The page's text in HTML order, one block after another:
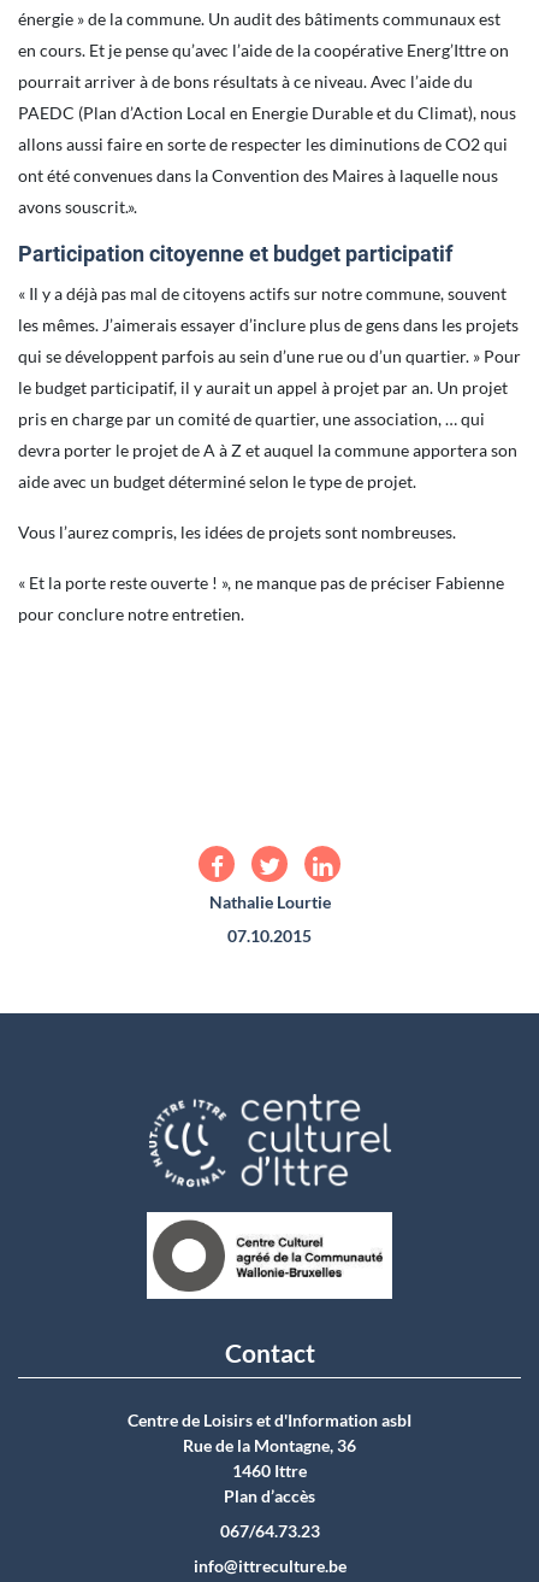
énergie » de la commune. Un audit des bâtiments communaux est
en cours. Et je pense qu’avec l’aide de la coopérative Energ’Ittre on
pourrait arriver à de bons résultats à ce niveau. Avec l’aide du
PAEDC (Plan d’Action Local en Energie Durable et du Climat), nous
allons aussi faire en sorte de respecter les diminutions de CO2 qui
ont été convenues dans la Convention des Maires à laquelle nous
avons souscrit.».
Participation citoyenne et budget participatif
« Il y a déjà pas mal de citoyens actifs sur notre commune, souvent
les mêmes. J’aimerais essayer d’inclure plus de gens dans les projets
qui se développent parfois au sein d’une rue ou d’un quartier. » Pour
le budget participatif, il y aurait un appel à projet par an. Un projet
pris en charge par un comité de quartier, une association, … qui
devra porter le projet de A à Z et auquel la commune apportera son
aide avec un budget déterminé selon le type de projet.
Vous l’aurez compris, les idées de projets sont nombreuses.
« Et la porte reste ouverte ! », ne manque pas de préciser Fabienne
pour conclure notre entretien.
Nathalie Lourtie
07.10.2015
Contact
Centre de Loisirs et d'Information asbI
Rue de la Montagne, 36
1460 Ittre
Plan d’accès
067/64.73.23
info@ittreculture.be